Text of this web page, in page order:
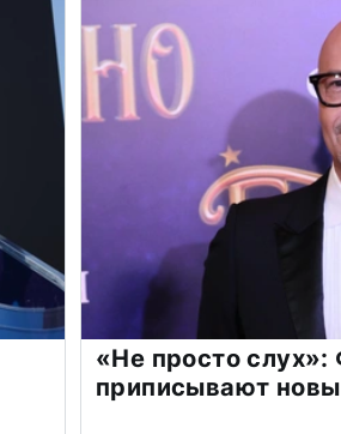
«Не просто
приписывают